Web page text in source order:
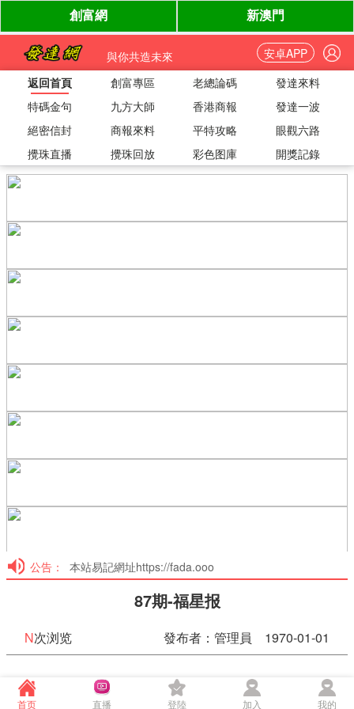
與你共造未來
安卓APP
返回首頁
創富專區 老總論碼
發達來料
特碼金句
九方大師 香港商報
發達一波
絕密信封
商報來料 平特攻略
眼觀六路
攪珠直播
攪珠回放 彩色图庫 開獎記錄
公告： 本站易記網址https://fada.ooo
87期-福星报
N次浏览 發布者：管理員 1970-01-01
87期-福星报
首页 直播 登陸 加入 我的